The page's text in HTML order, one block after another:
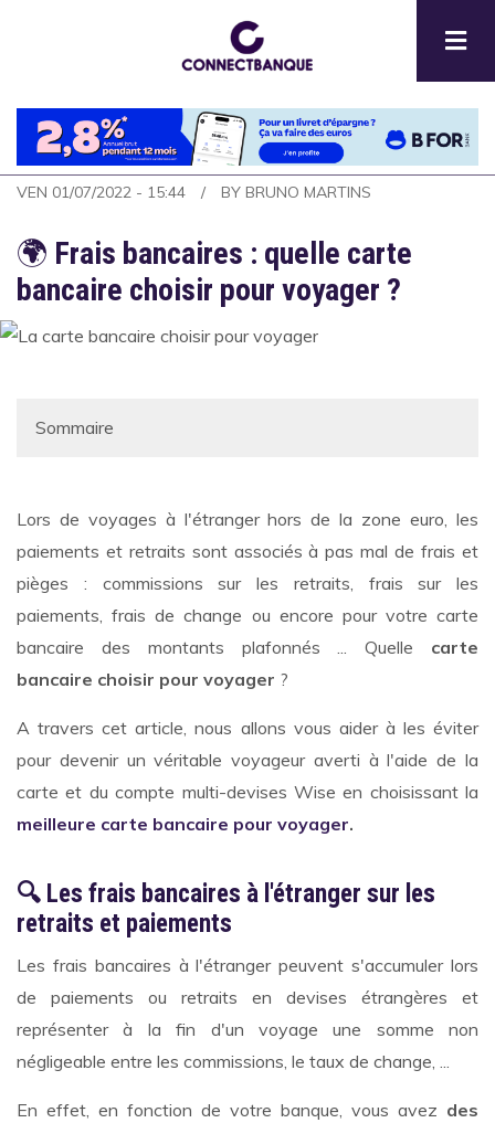
principal
VEN 01/07/2022 - 15:44 BY BRUNO MARTINS
🌍 Frais bancaires : quelle carte
bancaire choisir pour voyager ?
Lors de voyages à l'étranger hors de la zone euro, les
paiements et retraits sont associés à pas mal de frais et
pièges : commissions sur les retraits, frais sur les
paiements, frais de change ou encore pour votre carte
bancaire des montants plafonnés ... Quelle carte
bancaire choisir pour voyager ?
A travers cet article, nous allons vous aider à les éviter
pour devenir un véritable voyageur averti à l'aide de la
carte et du compte multi-devises Wise en choisissant la
meilleure carte bancaire pour voyager.
🔍 Les frais bancaires à l'étranger sur les
retraits et paiements
Les frais bancaires à l'étranger peuvent s'accumuler lors
de paiements ou retraits en devises étrangères et
représenter à la fin d'un voyage une somme non
négligeable entre les commissions, le taux de change, ...
En effet, en fonction de votre banque, vous avez des